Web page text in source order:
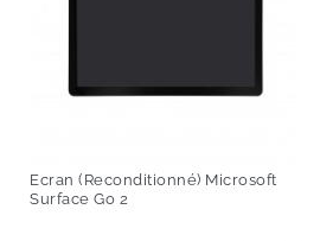
Ecran (Reconditionné) Microsoft
Surface Go 2